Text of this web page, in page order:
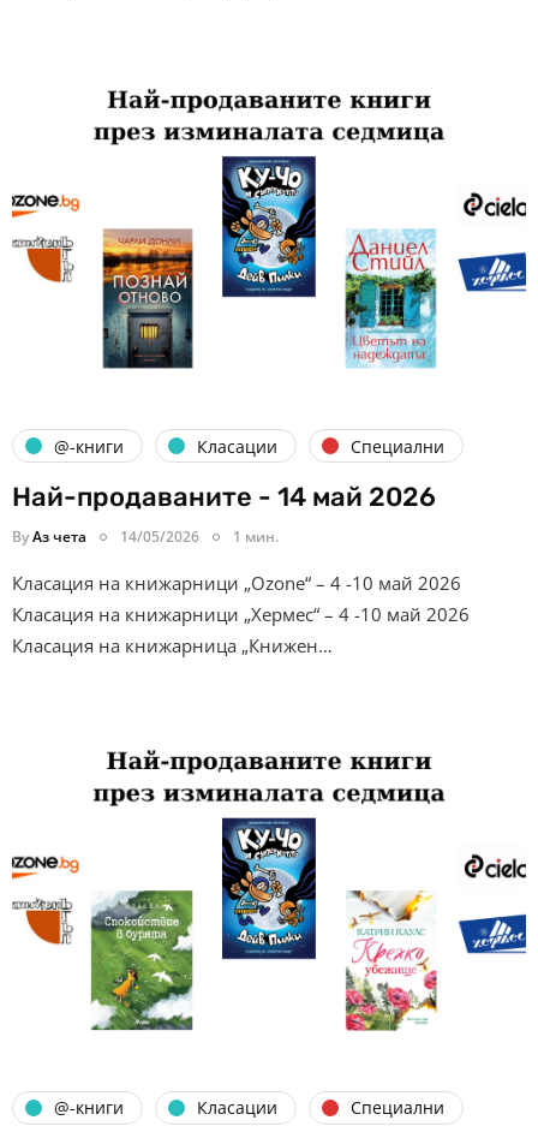
@-книги Класации Специални
Най-продаваните - 14 май 2026
ByАз чета 14/05/2026 1 мин.
Класация на книжарници „Ozone“ – 4 -10 май 2026
Класация на книжарници „Хермес“ – 4 -10 май 2026
Класация на книжарница „Книжен…
@-книги Класации Специални